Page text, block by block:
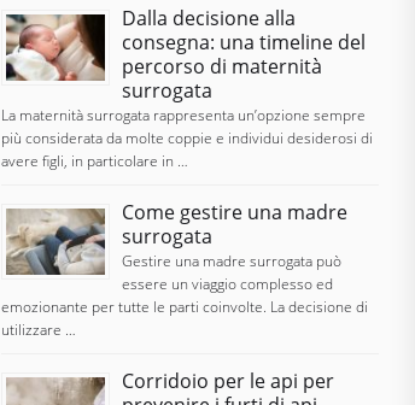
Dalla decisione alla
consegna: una timeline del
percorso di maternità
surrogata
La maternità surrogata rappresenta un’opzione sempre
più considerata da molte coppie e individui desiderosi di
avere figli, in particolare in …
Come gestire una madre
surrogata
Gestire una madre surrogata può
essere un viaggio complesso ed
emozionante per tutte le parti coinvolte. La decisione di
utilizzare …
Corridoio per le api per